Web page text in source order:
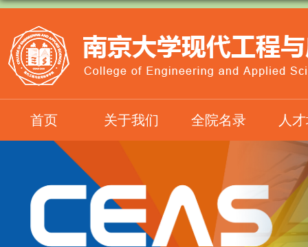
首页 关于我们 全院名录 人